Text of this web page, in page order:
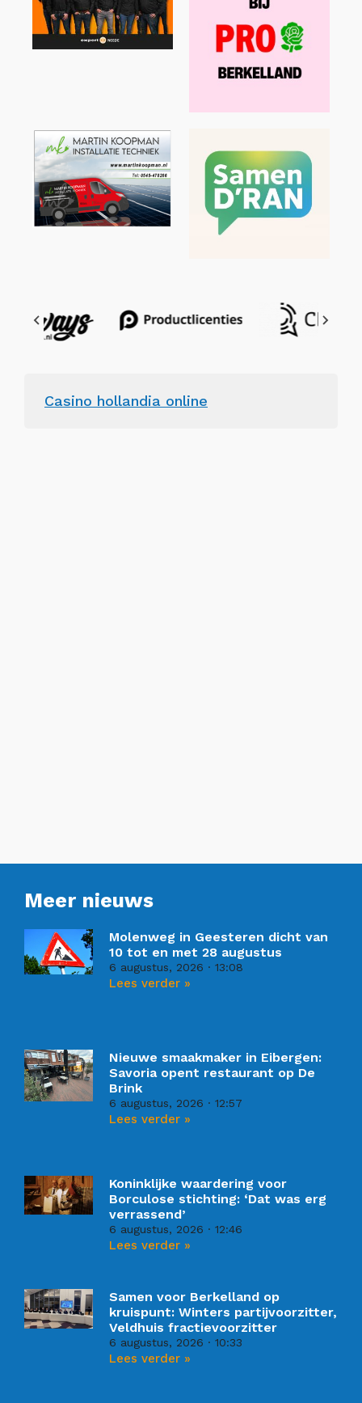
Casino hollandia online
Meer nieuws
Molenweg in Geesteren dicht van
10 tot en met 28 augustus
6 augustus, 2026 13:08
Lees verder »
Nieuwe smaakmaker in Eibergen:
Savoria opent restaurant op De
Brink
6 augustus, 2026 12:57
Lees verder »
Koninklijke waardering voor
Borculose stichting: ‘Dat was erg
verrassend’
6 augustus, 2026 12:46
Lees verder »
Samen voor Berkelland op
kruispunt: Winters partijvoorzitter,
Veldhuis fractievoorzitter
6 augustus, 2026 10:33
Lees verder »